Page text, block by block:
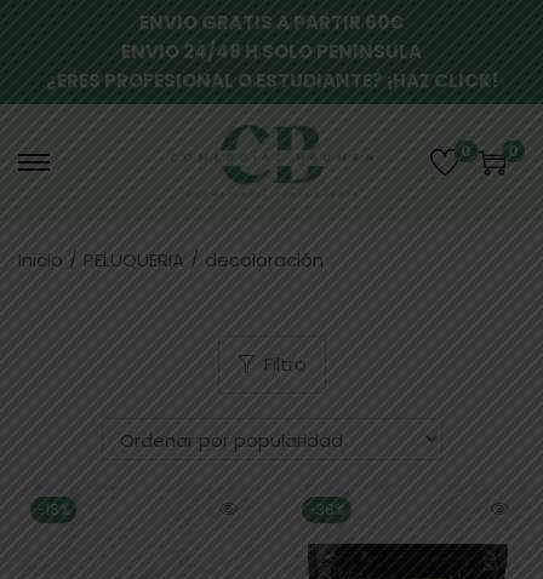
ENVIO GRATIS A PARTIR 60€
ENVIO 24/48 H SOLO PENINSULA
¿ERES PROFESIONAL O ESTUDIANTE? ¡HAZ CLICK!
0 0
Inicio / PELUQUERIA / decoloración
Filtro
-18% -38%